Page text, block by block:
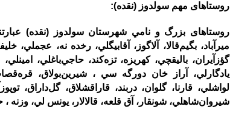
روستاهای مهم سولدوز (نقده):
روستاهای بزرگ و نامي شهرستان سولدوز (نقده)
ميرآباد، بگيم‌قالا، آلاگوز، آقابيگلي، رخده نه، عجملي،
گؤزآيران، باليقچي، كهريزه، تزه‌كند، حاجي‌باغلي،
يادگارلي، آراز خان دورگه سي ، شيرين‌بولاق،
لواشلي، قارنا، گلوان، دربند، قاراقشلاق، گل‌داراق،
شيروان‌شاهلي، شونقار، آق قلعه، قالالار، يونس لي، وزنه ،